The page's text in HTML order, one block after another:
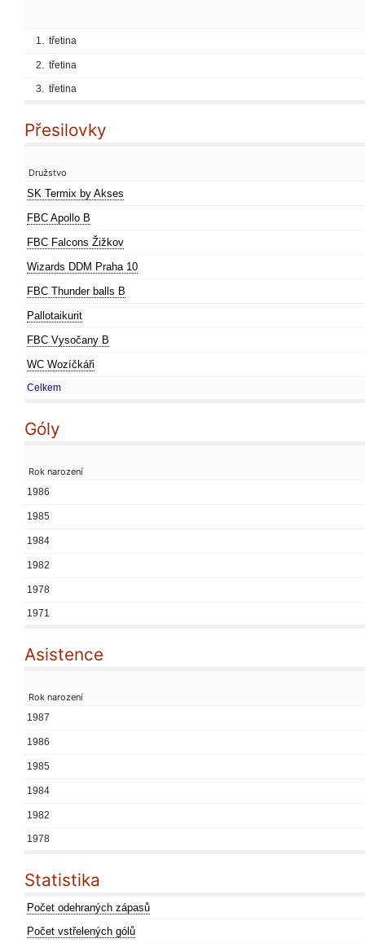
1. třetina
2. třetina
3. třetina
Přesilovky
Družstvo
SK Termix by Akses
FBC Apollo B
FBC Falcons Žižkov
Wizards DDM Praha 10
FBC Thunder balls B
Pallotaikurit
FBC Vysočany B
WC Wozíčkáři
Celkem
Góly
Rok narození
1986
1985
1984
1982
1978
1971
Asistence
Rok narození
1987
1986
1985
1984
1982
1978
Statistika
Počet odehraných zápasů
Počet vstřelených gólů